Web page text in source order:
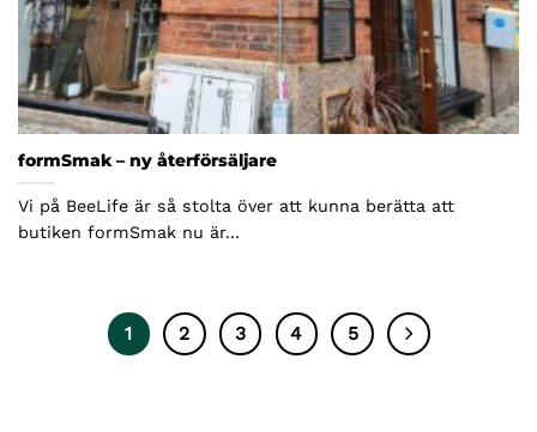
formSmak – ny återförsäljare
Vi på BeeLife är så stolta över att kunna berätta att
butiken formSmak nu är...
1 2 3 4 5